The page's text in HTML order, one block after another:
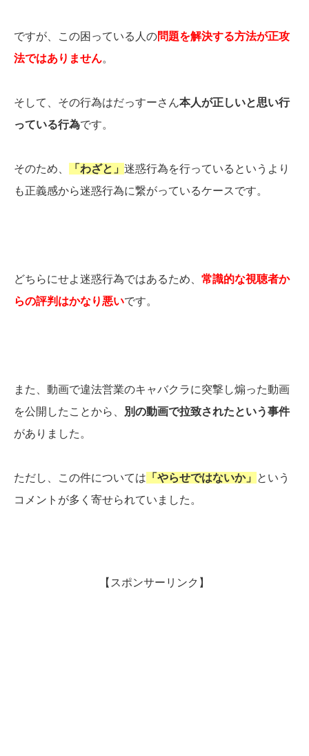
ですが、この困っている人の問題を解決する方法が正攻
法ではありません。
そして、その行為はだっすーさん本人が正しいと思い行
っている行為です。
そのため、 「わざと」 迷惑行為を行っているというより
も正義感から迷惑行為に繋がっているケースです。
どちらにせよ迷惑行為ではあるため、 常識的な視聴者か
らの評判はかなり悪いです。
また、動画で違法営業のキャバクラに突撃し煽った動画
を公開したことから、
別の動画で拉致されたという事件
がありました。
ただし、この件については 「やらせではないか」
という
コメントが多く寄せられていました。
【スポンサーリンク】